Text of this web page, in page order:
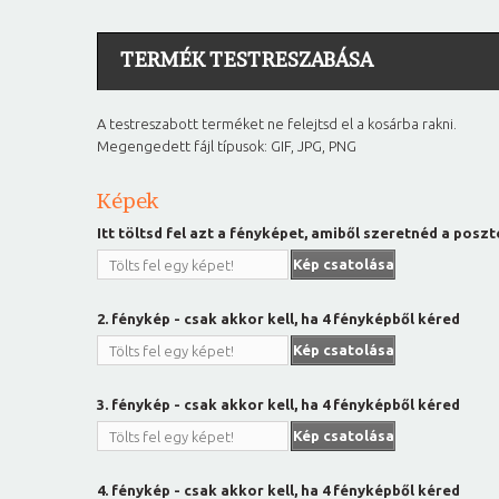
TERMÉK TESTRESZABÁSA
A testreszabott terméket ne felejtsd el a kosárba rakni.
Megengedett fájl típusok: GIF, JPG, PNG
Képek
Itt töltsd fel azt a fényképet, amiből szeretnéd a
Tölts fel egy képet! Kép csatolása
2. fénykép - csak akkor kell, ha 4 fényképből kéred
Tölts fel egy képet! Kép csatolása
3. fénykép - csak akkor kell, ha 4 fényképből kéred
Tölts fel egy képet! Kép csatolása
4. fénykép - csak akkor kell, ha 4 fényképből kéred